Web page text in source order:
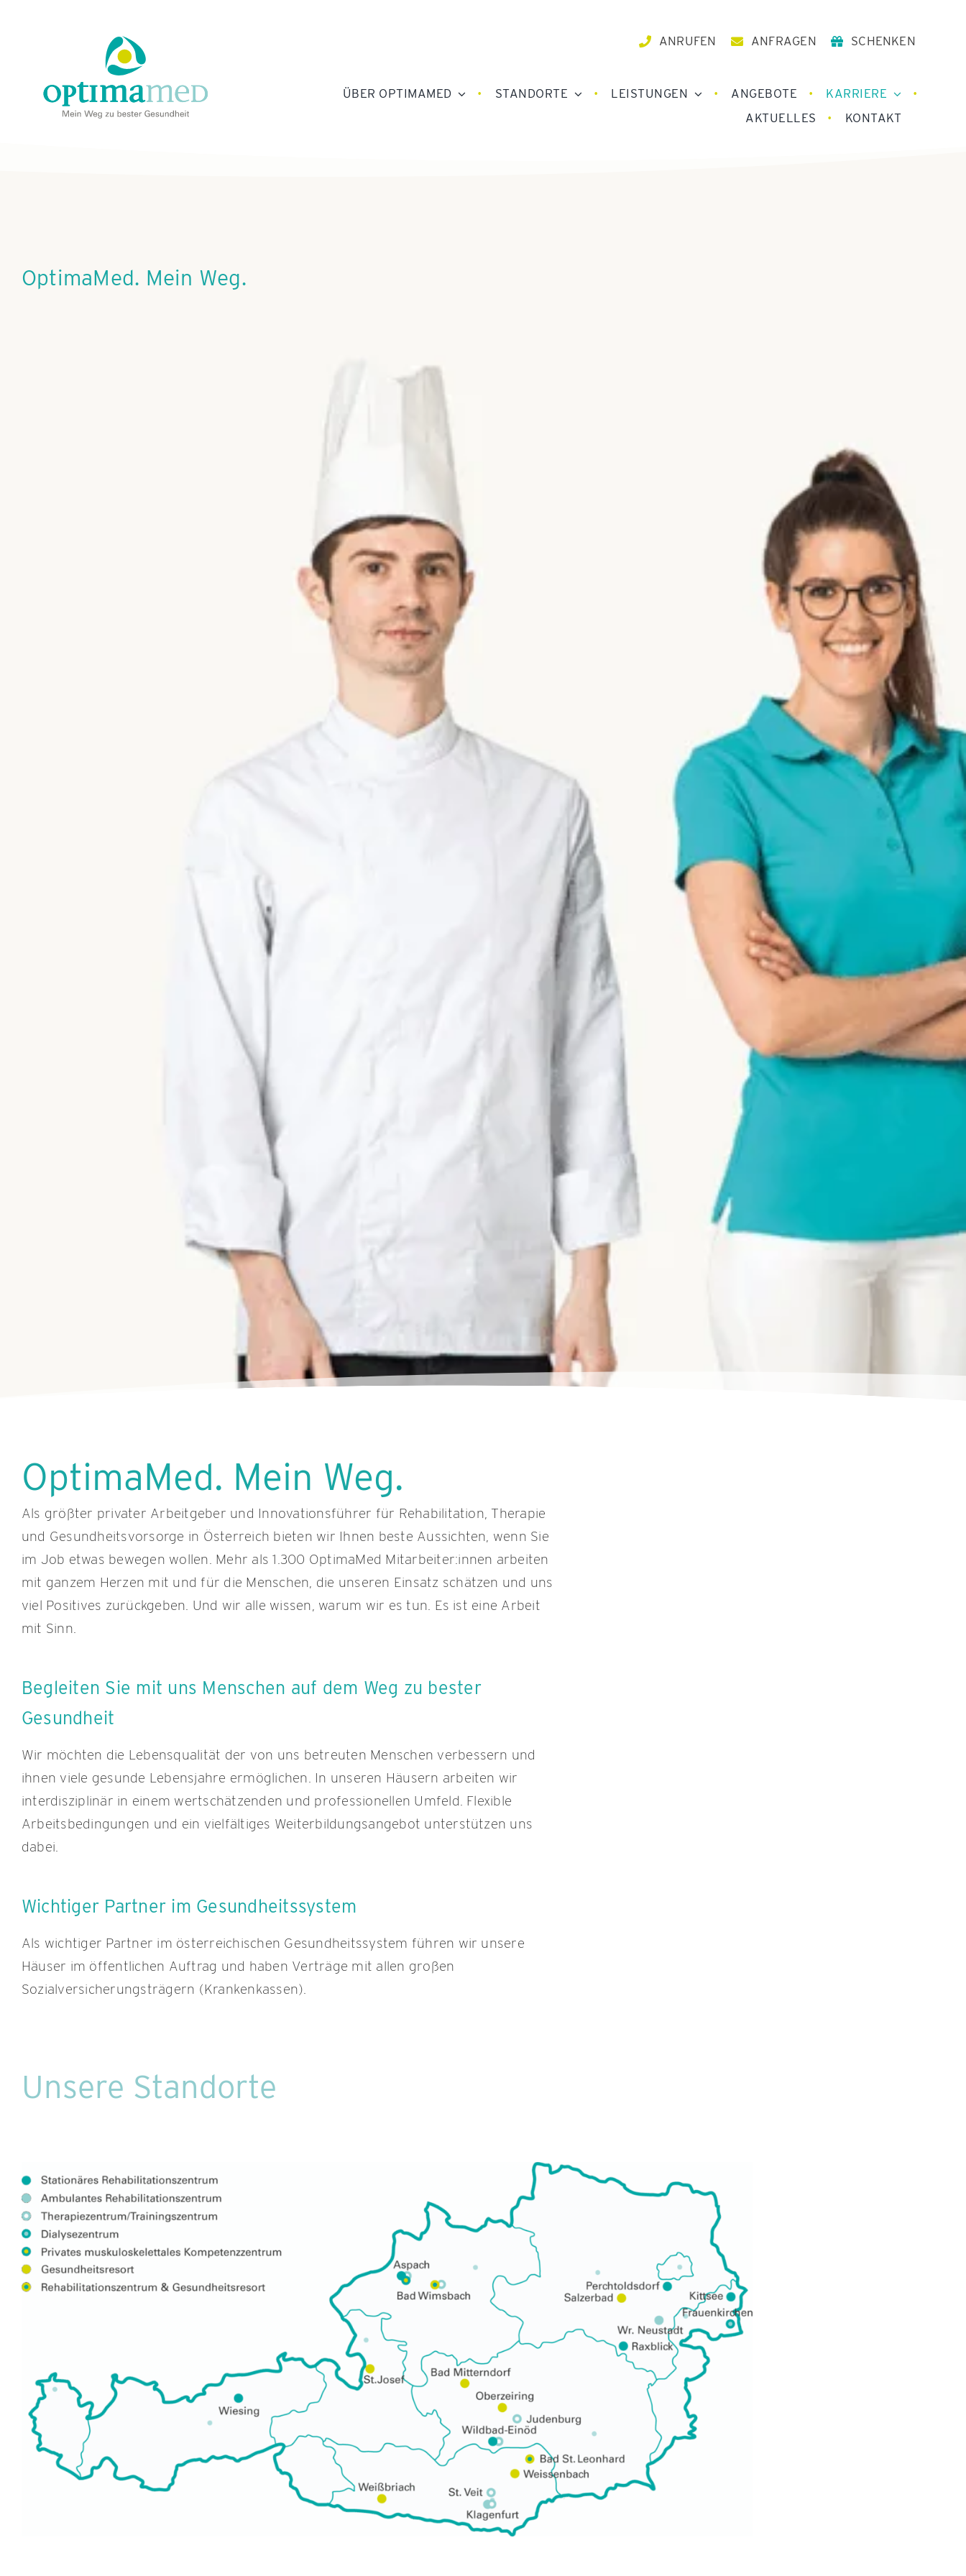
ANRUFEN ANFRAGEN SCHENKEN
ÜBER OPTIMAMED STANDORTE LEISTUNGEN ANGEBOTE
KARRIERE
AKTUELLES
KONTAKT
OptimaMed. Mein Weg.
OptimaMed. Mein Weg.
Als größter privater Arbeitgeber und Innovationsführer für Rehabilitation, Therapie
und Gesundheitsvorsorge in Österreich bieten wir Ihnen beste Aussichten, wenn Sie
im Job etwas bewegen wollen. Mehr als 1.300 OptimaMed Mitarbeiter:innen arbeiten
mit ganzem Herzen mit und für die Menschen, die unseren Einsatz schätzen und uns
viel Positives zurückgeben. Und wir alle wissen, warum wir es tun. Es ist eine Arbeit
mit Sinn.
Begleiten Sie mit uns Menschen auf dem Weg zu bester
Gesundheit
Wir möchten die Lebensqualität der von uns betreuten Menschen verbessern und
ihnen viele gesunde Lebensjahre ermöglichen. In unseren Häusern arbeiten wir
interdisziplinär in einem wertschätzenden und professionellen Umfeld. Flexible
Arbeitsbedingungen und ein vielfältiges Weiterbildungsangebot unterstützen uns
dabei.
Wichtiger Partner im Gesundheitssystem
Als wichtiger Partner im österreichischen Gesundheitssystem führen wir unsere
Häuser im öffentlichen Auftrag und haben Verträge mit allen großen
Sozialversicherungsträgern (Krankenkassen).
Unsere Standorte